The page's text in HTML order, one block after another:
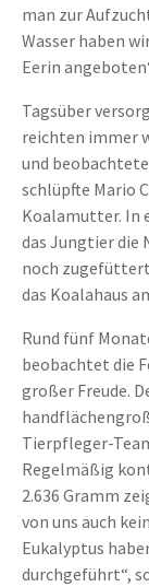
man zur
Wasser haben
Eerin
Tagsüber
reichten immer
und
schlüpfte Mario
Koalamutter. In
das Jungtier die
noch
das Koalahaus
Rund fünf
beobachtet die
großer Freude.
Tierpfleger-
Regelmäßig
2.636 Gramm
von uns auch
Eukalyptus
durchgeführt“,